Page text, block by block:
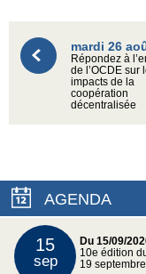
mardi 26
Répondez à
de l’OCDE sur
impacts de la
coopération
décentralisée
AGENDA
15
sep
Du 15/09/
10e édition
19